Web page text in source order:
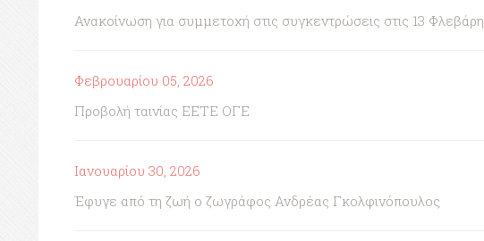
Ανακοίνωση για συμμετοχή στις συγκεντρώσεις στις 13 Φλεβάρη
Φεβρουαρίου 05, 2026
Προβολή ταινίας ΕΕΤΕ ΟΓΕ
Ιανουαρίου 30, 2026
Έφυγε από τη ζωή ο ζωγράφος Ανδρέας Γκολφινόπουλος